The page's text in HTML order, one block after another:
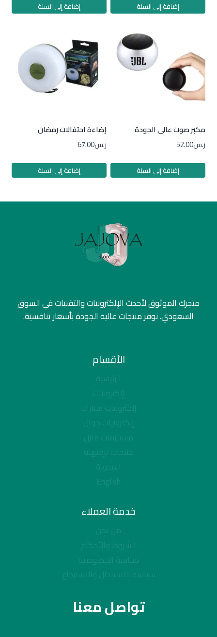
إضافة إلى السلة إضافة إلى السلة
مكبر صوت عالى الجودة
ر.س52.00
إضافة إلى السلة
إضاءة احتفالات رمضان
ر.س67.00
إضافة إلى السلة
متجرك الموثوق لأحدث الإلكترونيات والتقنيات في السوق
السعودي. نوفر منتجات عالية الجودة بأسعار تنافسية.
الأقسام
الرئيسية
إلكترونيات
إلكترونيات سيارات
إلكترونيات جوال
مستلزمات منزل
منتجات ترفيهيه
المدونة
English
خدمة العملاء
من نحن
الشروط والأحكام
سياسة الخصوصية
سياسة الاستبدال والاسترجاع
تواصل معنا